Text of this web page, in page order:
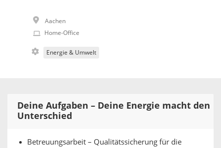
Aachen
Home-Office
Energie & Umwelt
Deine Aufgaben – Deine Energie macht den
Unterschied
Betreuungsarbeit – Qualitätssicherung für die